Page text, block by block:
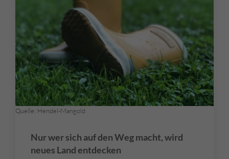
Quelle: Hendel-Mangold
Nur wer sich auf den Weg macht, wird
neues Land entdecken